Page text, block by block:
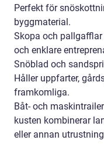
Perfekt för
byggmaterial.
Skopa och
och enklare
Snöblad och
Håller uppfarter,
framkomliga.
Båt- och
kusten kombinerar
eller annan